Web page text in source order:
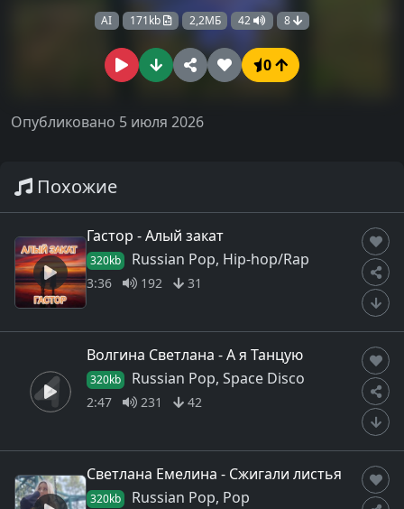
AI 171kb 2,2МБ 42 8
0
Опубликовано 5 июля 2026
Похожие
Гастор - Алый закат
320kb Russian Pop, Hip-hop/Rap
3:36 192 31
Волгина Светлана - А я Танцую
320kb Russian Pop, Space Disco
2:47 231 42
Светлана Емелина - Сжигали листья
320kb Russian Pop, Pop